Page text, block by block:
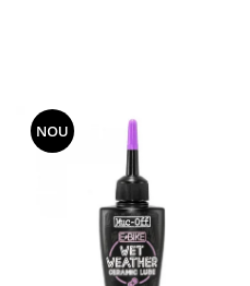
NOU